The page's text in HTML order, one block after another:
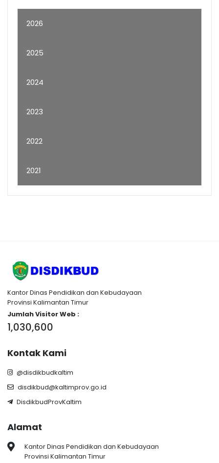
2026
2025
2024
2023
2022
2021
Kantor Dinas Pendidikan dan Kebudayaan
Provinsi Kalimantan Timur
Jumlah Visitor Web :
1,030,600
Kontak Kami
@disdikbudkaltim
disdikbud@kaltimprov.go.id
DisdikbudProvKaltim
Alamat
Kantor Dinas Pendidikan dan Kebudayaan
Provinsi Kalimantan Timur